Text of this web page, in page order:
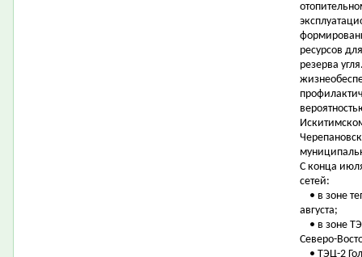
ресурсов
резерва
С конца
сетей:
• в зоне
августа;
• в зоне
Северо-
• ТЭЦ-2